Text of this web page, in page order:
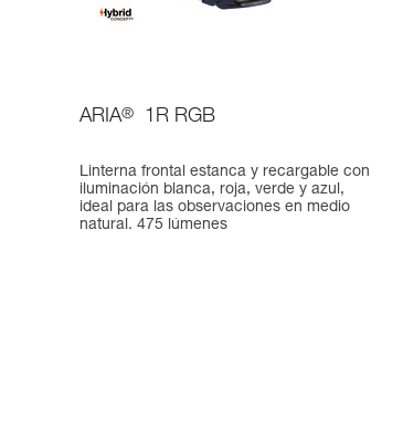
ARIA® 1R RGB
Linterna frontal estanca y recargable con
iluminación blanca, roja, verde y azul,
ideal para las observaciones en medio
natural. 475 lúmenes